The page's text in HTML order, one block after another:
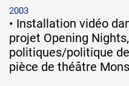
2003
• Installation vidéo
projet Opening
politiques/politique
pièce de théâtre